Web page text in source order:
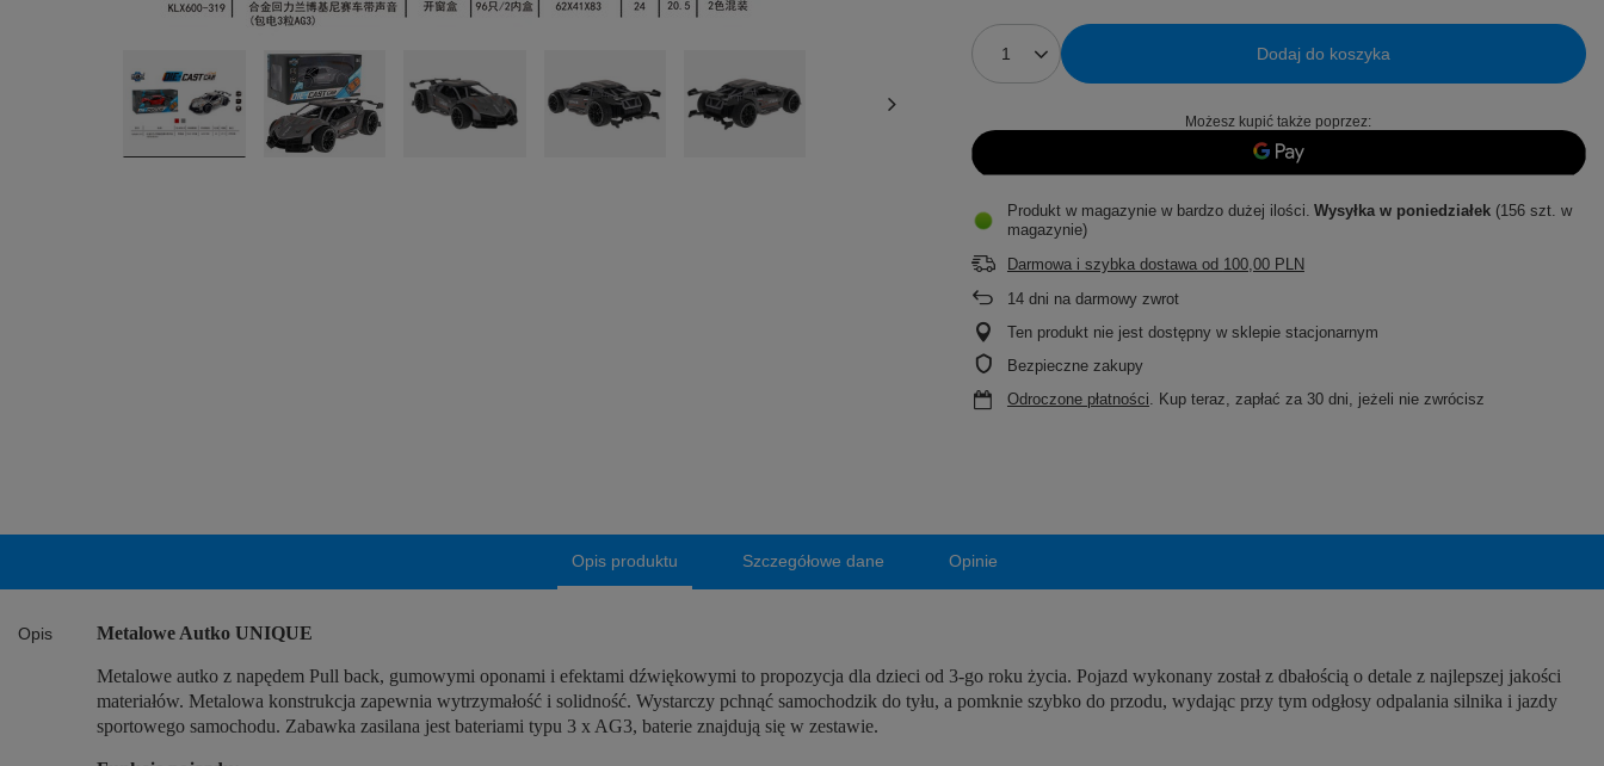
Dodaj do koszyka
Możesz kupić także poprzez:
Produkt w magazynie w bardzo dużej ilości Wysyłka w poniedziałek(156 szt. w
magazynie)
Darmowa i szybka dostawaod 100,00 PLN
14dni na darmowy zwrot
Ten produkt nie jest dostępny w sklepie stacjonarnym
Bezpieczne zakupy
Odroczone płatności. Kup teraz, zapłać za 30 dni, jeżeli nie zwrócisz
Opis produktu Szczegółowe dane Opinie
Opis Metalowe Autko UNIQUE
Metalowe autko z napędem Pull back, gumowymi oponami i efektami dźwiękowymi to propozycja dla dzieci od 3-go roku życia. Pojazd wykonany został z dbałością o detale z najlepszej jakości
materiałów. Metalowa konstrukcja zapewnia wytrzymałość i solidność. Wystarczy pchnąć samochodzik do tyłu, a pomknie szybko do przodu, wydając przy tym odgłosy odpalania silnika i jazdy
sportowego samochodu. Zabawka zasilana jest bateriami typu 3 x AG3, baterie znajdują się w zestawie.